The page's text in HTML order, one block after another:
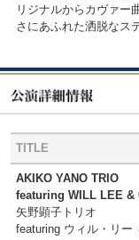
リジナルからカヴァー
さにあふれた洒脱なス
TITLE
AKIKO YANO TRIO
featuring WILL LEE &
矢野顕子トリオ
featuring ウィル・リー